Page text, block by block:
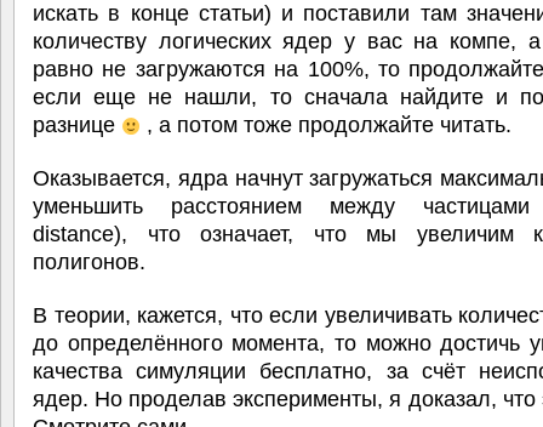
искать в конце статьи) и поставили там
количеству логических ядер у вас на компе,
равно не загружаются на 100%, то
если еще не нашли, то сначала найдите и
разнице
, а потом тоже продолжайте читать.
Оказывается, ядра начнут загружаться
уменьшить расстоянием между частицами
distance), что означает, что мы увеличим
полигонов.
В теории, кажется, что если увеличивать
до определённого момента, то можно достичь
качества симуляции бесплатно, за счёт
ядер. Но проделав эксперименты, я доказал, что